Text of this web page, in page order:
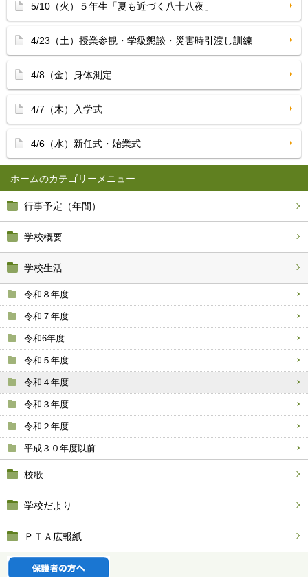
ホーム
行事予定（年間）
学校概要
学校生活
令和８年度
令和７年度
令和6年度
令和５年度
令和４年度
令和３年度
令和２年度
平成３０年度以前
校歌
学校だより
ＰＴＡ広報紙
5/10（火）５年生「夏も近づく八十八夜」
4/23（土）授業参観・学級懇談・災害時引渡し訓練
4/8（金）身体測定
4/7（木）入学式
4/6（水）新任式・始業式